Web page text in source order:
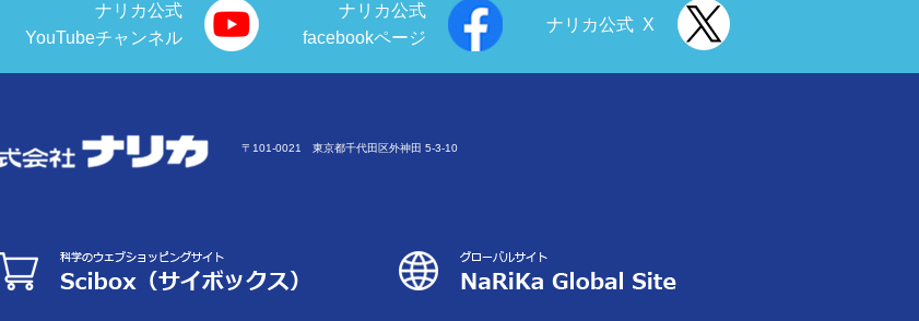
ナリカ公式
YouTubeチャンネル
ナリカ公式
facebookページ
ナリカ公式 X
〒101-0021 東京都千代田区外神田 5-3-10